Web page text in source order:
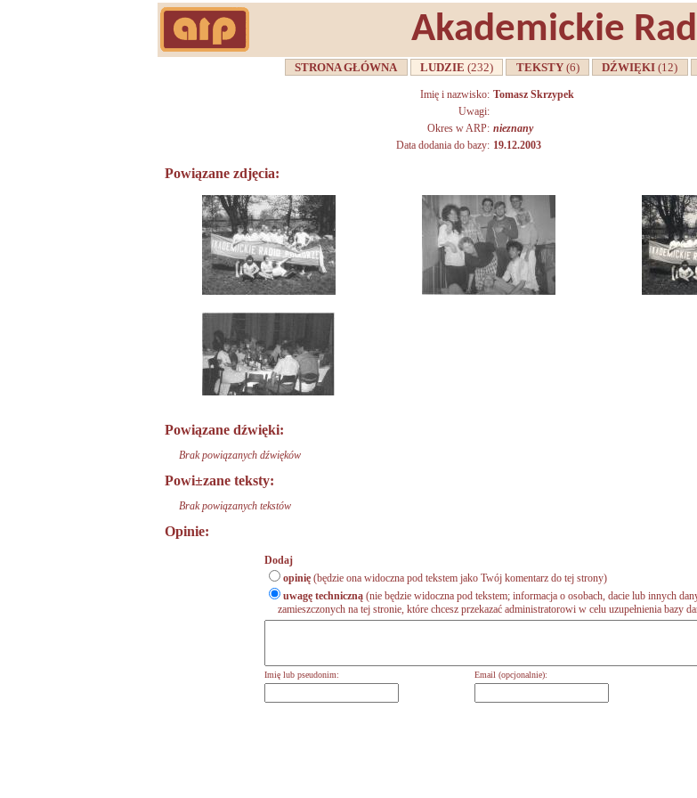
Akademickie
STRONA GŁÓWNA LUDZIE(232) TEKSTY (6) DŹWIĘKI(12)
Imię i nazwisko: Tomasz Skrzypek
Uwagi:
Okres w ARP: nieznany
Data dodania do bazy: 19.12.2003
Powiązane zdjęcia:
Powiązane dźwięki:
Brak powiązanych dźwięków
Powi±zane teksty:
Brak powiązanych tekstów
Opinie:
Dodaj
opinię (będzie ona widoczna pod tekstem jako Twój komentarz do tej strony)
uwagę techniczną (nie będzie widoczna pod tekstem; informacja o osobach, dacie lub innych
zamieszczonych na tej stronie, które chcesz przekazać administratorowi w celu uzupełnienia bazy
Imię lub pseudonim: Email (opcjonalnie):